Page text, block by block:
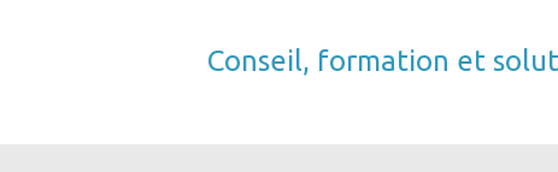
Conseil, formation et